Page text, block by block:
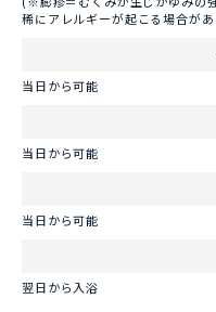
稀にアレルギーが起こる場合があ
当日から可能
当日から可能
当日から可能
翌日から入浴